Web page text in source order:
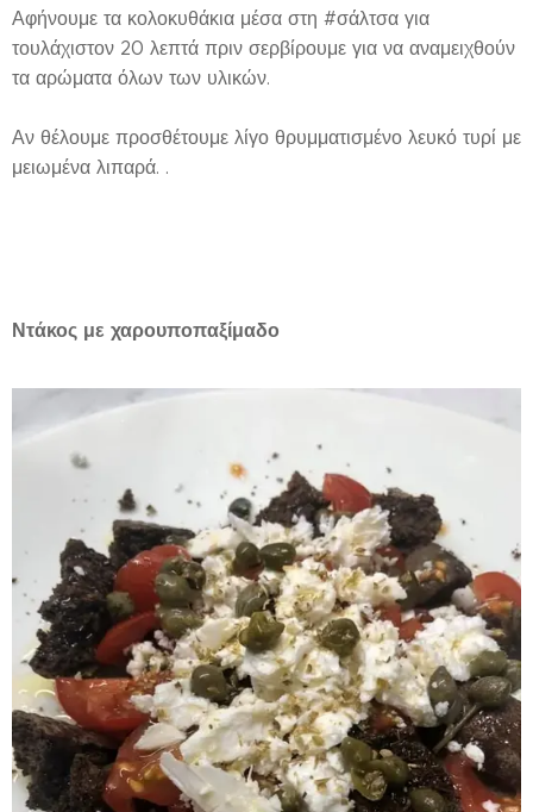
Αφήνουμε τα κολοκυθάκια μέσα στη #σάλτσα για
τουλάχιστον 20 λεπτά πριν σερβίρουμε για να αναμειχθούν
τα αρώματα όλων των υλικών.
Αν θέλουμε προσθέτουμε λίγο θρυμματισμένο λευκό τυρί με
μειωμένα λιπαρά. .
Ντάκος με χαρουποπαξίμαδο